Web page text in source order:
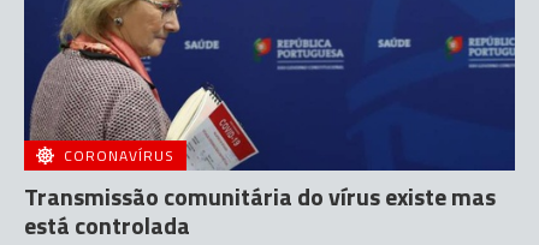
CORONAVÍRUS
Transmissão comunitária do vírus existe mas
está controlada